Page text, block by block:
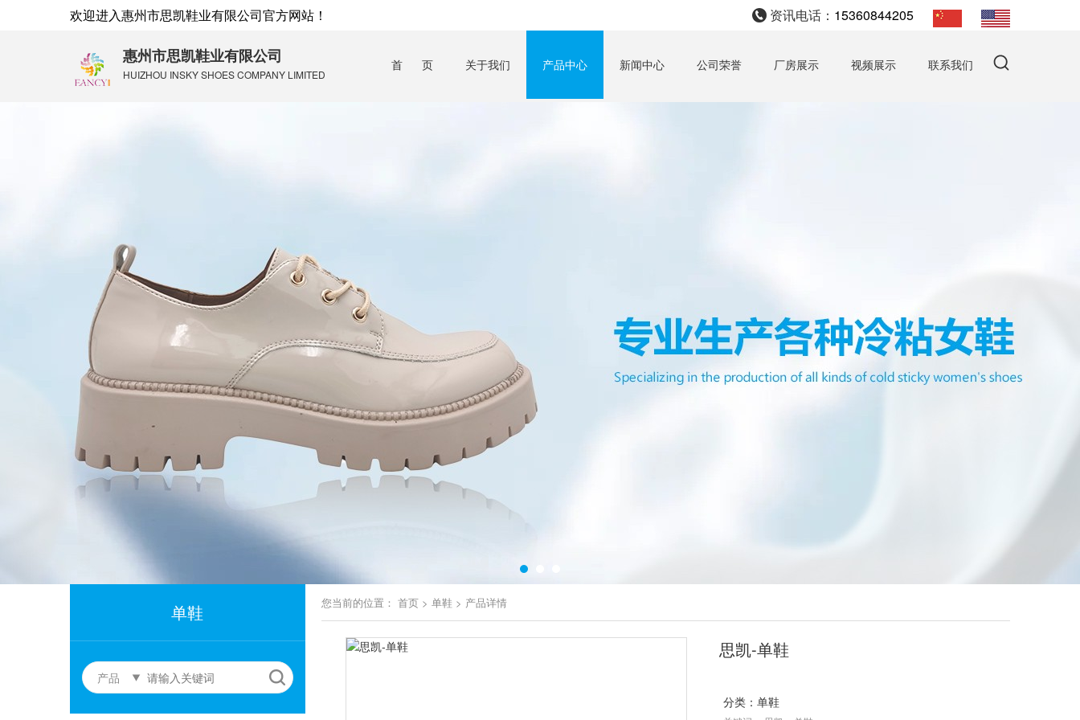
欢迎进入惠州市思凯鞋业有限公司官方网站！ 资讯电话： 15360844205
惠州市思凯鞋业有限公司
HUIZHOU INSKY SHOES COMPANY LIMITED
首 页 关于我们 产品中心 新闻中心 公司荣誉 厂房展示 视频展示 联系我们
单鞋
产品
您当前的位置： 首页 > 单鞋 > 产品详情
思凯-单鞋
分类： 单鞋